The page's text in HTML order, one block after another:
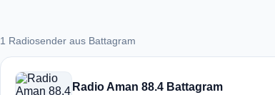
1 Radiosender aus Battagram
1 Radiosender aus Battagram
Radio Aman 88.4 Battagram